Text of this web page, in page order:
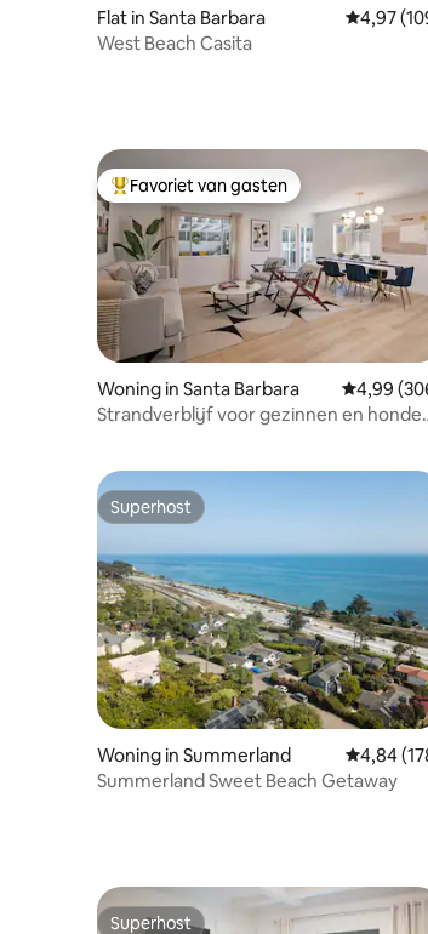
Flat in Santa Barbara
4,97
West Beach Casita
Topfavoriet van gasten
Favoriet van gasten
Woning in Santa Barbara
4,99
Strandverblijf voor gezinnen en
Superhost
Superhost
Woning in Summerland
4,84
Summerland Sweet Beach Getaway
Superhost